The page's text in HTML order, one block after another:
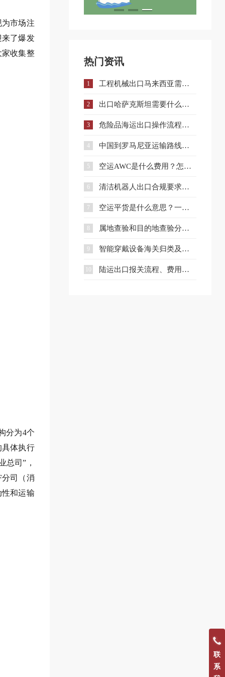
市场注
了爆发
收集整
分为4个
体执行
总司”，
司（消
和运输
热门资讯
1 工程机械出口马来西亚需要什么手续和证件？
2 出口哈萨克斯坦需要什么认证？一文详解核心准入要求
3 危险品海运出口操作流程与注意事项全解析
4 中国到罗马尼亚运输路线详解与企业选择策略
5 空运AWC是什么费用？怎么收？和AWA有什么区别？
6 清洁机器人出口合规要求、流程与注意事项全解析
7 空运平货是什么意思？一文讲清计费规则及与重货、泡货的区别
8 属地查验和目的地查验分别是什么？一文看懂两者区别
9 智能穿戴设备海关归类及出口合规指南
10 陆运出口报关流程、费用及核心文件全解析
联
系